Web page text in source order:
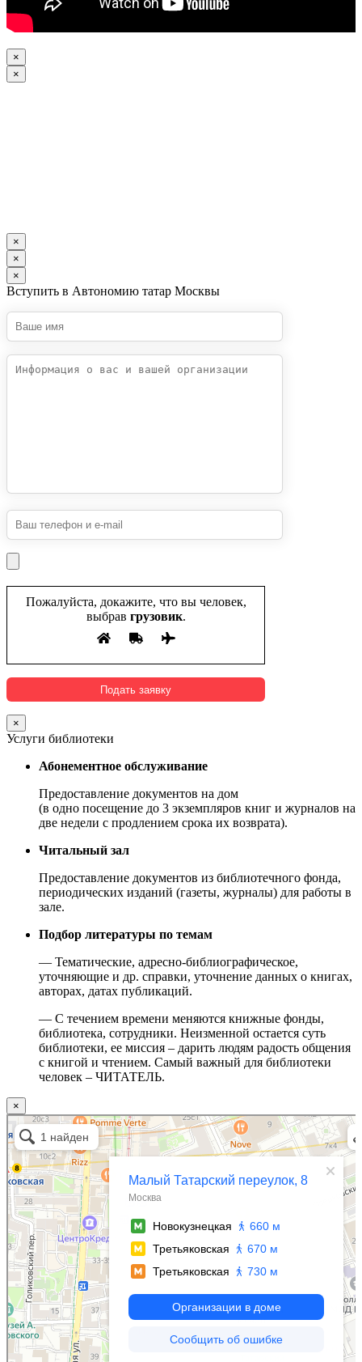
×
×
×
×
×
Вступить в Автономию татар Москвы
Пожалуйста, докажите, что вы человек,
выбрав грузовик.
×
Услуги библиотеки
Абонементное обслуживание
Предоставление документов на дом
(в одно посещение до 3 экземпляров книг и журналов на
две недели с продлением срока их возврата).
Читальный зал
Предоставление документов из библиотечного фонда,
периодических изданий (газеты, журналы) для работы в
зале.
Подбор литературы по темам
— Тематические, адресно-библиографическое,
уточняющие и др. справки, уточнение данных о книгах,
авторах, датах публикаций.
— С течением времени меняются книжные фонды,
библиотека, сотрудники. Неизменной остается суть
библиотеки, ее миссия – дарить людям радость общения
с книгой и чтением. Самый важный для библиотеки
человек – ЧИТАТЕЛЬ.
×
Москва
Малый Татарский переулок, 8 на карте Москвы, ближайшее метро Новокузнецкая —
Яндекс.Карты